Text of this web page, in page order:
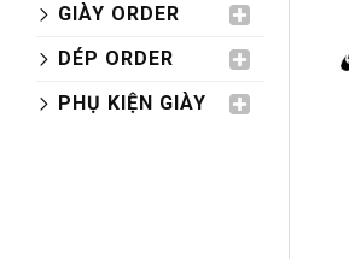
GIÀY ORDER
DÉP ORDER
PHỤ KIỆN GIÀY